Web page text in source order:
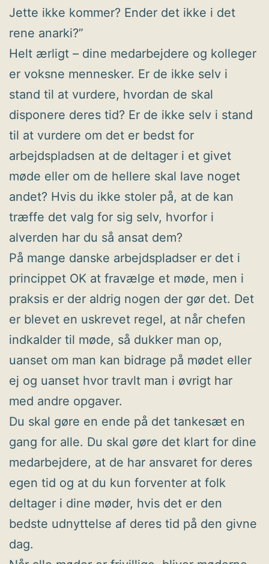
Jette ikke kommer? Ender det ikke i det
rene anarki?”
Helt ærligt – dine medarbejdere og kolleger
er voksne mennesker. Er de ikke selv i
stand til at vurdere, hvordan de skal
disponere deres tid? Er de ikke selv i stand
til at vurdere om det er bedst for
arbejdspladsen at de deltager i et givet
møde eller om de hellere skal lave noget
andet? Hvis du ikke stoler på, at de kan
træffe det valg for sig selv, hvorfor i
alverden har du så ansat dem?
På mange danske arbejdspladser er det i
princippet OK at fravælge et møde, men i
praksis er der aldrig nogen der gør det. Det
er blevet en uskrevet regel, at når chefen
indkalder til møde, så dukker man op,
uanset om man kan bidrage på mødet eller
ej og uanset hvor travlt man i øvrigt har
med andre opgaver.
Du skal gøre en ende på det tankesæt en
gang for alle. Du skal gøre det klart for dine
medarbejdere, at de har ansvaret for deres
egen tid og at du kun forventer at folk
deltager i dine møder, hvis det er den
bedste udnyttelse af deres tid på den givne
dag.